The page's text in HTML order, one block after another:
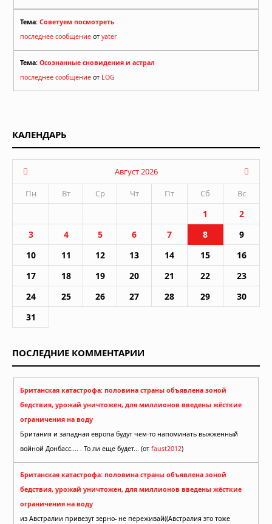
Тема: Советуем посмотреть
последнее сообщение от yater
Тема: Осознанные сновидения и астрал
последнее сообщение от LOG
КАЛЕНДАРЬ
Август 2026
Пн
Вт Ср Чт Пт Сб Вс
1
2
3
4 5 6 7 8
9
10
11 12 13 14 15
16
17
18 19 20 21 22
23
24
25 26 27 28 29
30
31
ПОСЛЕДНИЕ КОММЕНТАРИИ
Британская катастрофа: половина страны объявлена зоной
бедствия, урожай уничтожен, для миллионов введены жёсткие
ограничения на воду
Британия и западная европа будут чем-то напоминать выжженный
войной Донбасс.... . То ли еще будет... (от faust2012)
Британская катастрофа: половина страны объявлена зоной
бедствия, урожай уничтожен, для миллионов введены жёсткие
ограничения на воду
из Австралии привезут зерно- не переживай((Австралия это тоже